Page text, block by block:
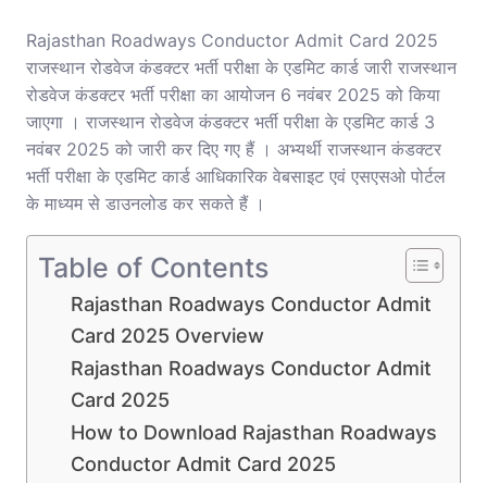
Rajasthan Roadways Conductor Admit Card 2025
राजस्थान रोडवेज कंडक्टर भर्ती परीक्षा के एडमिट कार्ड जारी राजस्थान
रोडवेज कंडक्टर भर्ती परीक्षा का आयोजन 6 नवंबर 2025 को किया
जाएगा । राजस्थान रोडवेज कंडक्टर भर्ती परीक्षा के एडमिट कार्ड 3
नवंबर 2025 को जारी कर दिए गए हैं । अभ्यर्थी राजस्थान कंडक्टर
भर्ती परीक्षा के एडमिट कार्ड आधिकारिक वेबसाइट एवं एसएसओ पोर्टल
के माध्यम से डाउनलोड कर सकते हैं ।
Table of Contents
Rajasthan Roadways Conductor Admit
Card 2025 Overview
Rajasthan Roadways Conductor Admit
Card 2025
How to Download Rajasthan Roadways
Conductor Admit Card 2025